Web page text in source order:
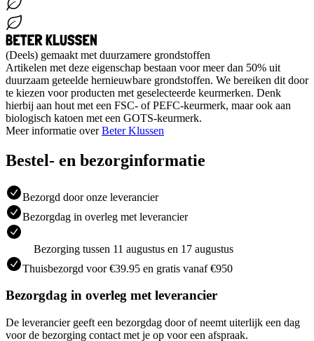
(Deels) gemaakt met duurzamere grondstoffen
Artikelen met deze eigenschap bestaan voor meer dan 50% uit
duurzaam geteelde hernieuwbare grondstoffen. We bereiken dit door
te kiezen voor producten met geselecteerde keurmerken. Denk
hierbij aan hout met een FSC- of PEFC-keurmerk, maar ook aan
biologisch katoen met een GOTS-keurmerk.
Meer informatie overBeter Klussen
Bestel- en bezorginformatie
Bezorgd door onze leverancier
Bezorgdag in overleg met leverancier
Bezorging tussen 11 augustus en 17 augustus
Thuisbezorgd voor €39.95 en gratis vanaf €950
Bezorgdag in overleg met leverancier
De leverancier geeft een bezorgdag door of neemt uiterlijk een dag
voor de bezorging contact met je op voor een afspraak.